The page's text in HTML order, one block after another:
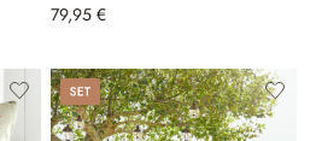
79,95 €
Set